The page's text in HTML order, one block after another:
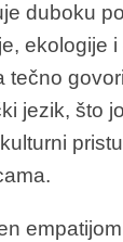
duboku
ekologije
tečno
jezik, što